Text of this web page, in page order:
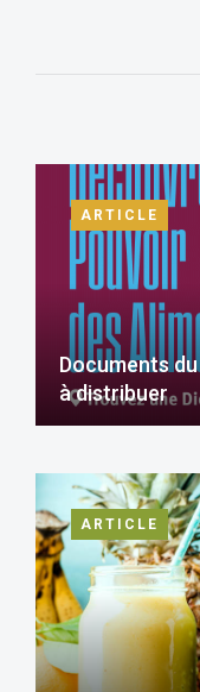
ARTICLE
Documents
à distribuer
ARTICLE